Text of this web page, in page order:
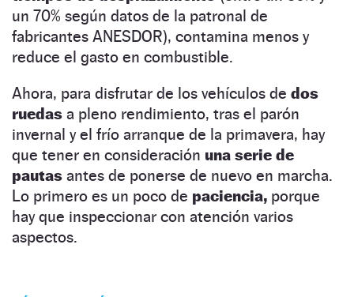
un 70% según datos de la patronal de
fabricantes ANESDOR), contamina menos y
reduce el gasto en combustible.
Ahora, para disfrutar de los vehículos de dos
ruedas a pleno rendimiento, tras el parón
invernal y el frío arranque de la primavera, hay
que tener en consideración una serie de
pautas antes de ponerse de nuevo en marcha.
Lo primero es un poco de paciencia, porque
hay que inspeccionar con atención varios
aspectos.